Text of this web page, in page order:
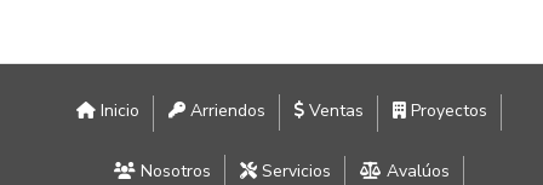
Inicio Arriendos Ventas Proyectos
Nosotros Servicios Avalúos